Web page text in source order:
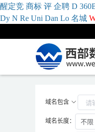
醒定竞 商标 评 企聘 D 360
Dy N Re Uni Dan Lo 名城